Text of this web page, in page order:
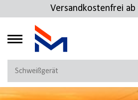
Versandkostenfrei ab
4.72